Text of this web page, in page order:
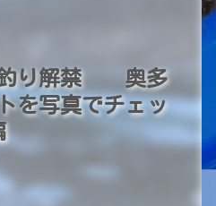
釣り解禁 奥多
を写真でチェッ